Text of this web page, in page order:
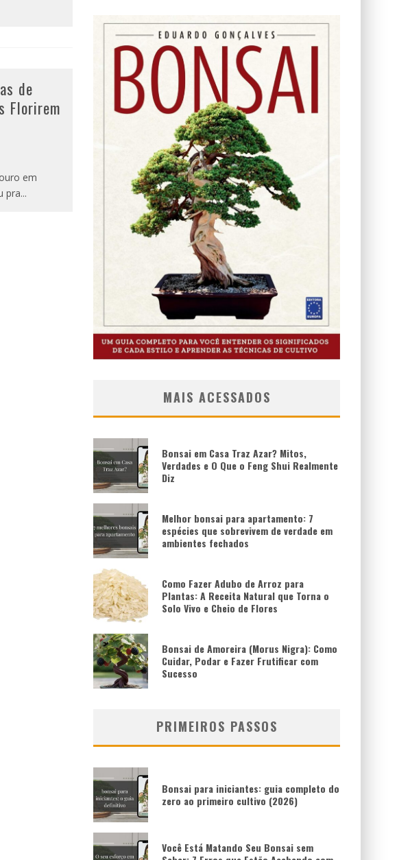
de
Florirem
em
pra...
MAIS ACESSADOS
Bonsai em Casa Traz Azar? Mitos,
Verdades e O Que o Feng Shui Realmente
Diz
Melhor bonsai para apartamento: 7
espécies que sobrevivem de verdade em
ambientes fechados
Como Fazer Adubo de Arroz para
Plantas: A Receita Natural que Torna o
Solo Vivo e Cheio de Flores
Bonsai de Amoreira (Morus Nigra): Como
Cuidar, Podar e Fazer Frutificar com
Sucesso
PRIMEIROS PASSOS
Bonsai para iniciantes: guia completo do
zero ao primeiro cultivo (2026)
Você Está Matando Seu Bonsai sem